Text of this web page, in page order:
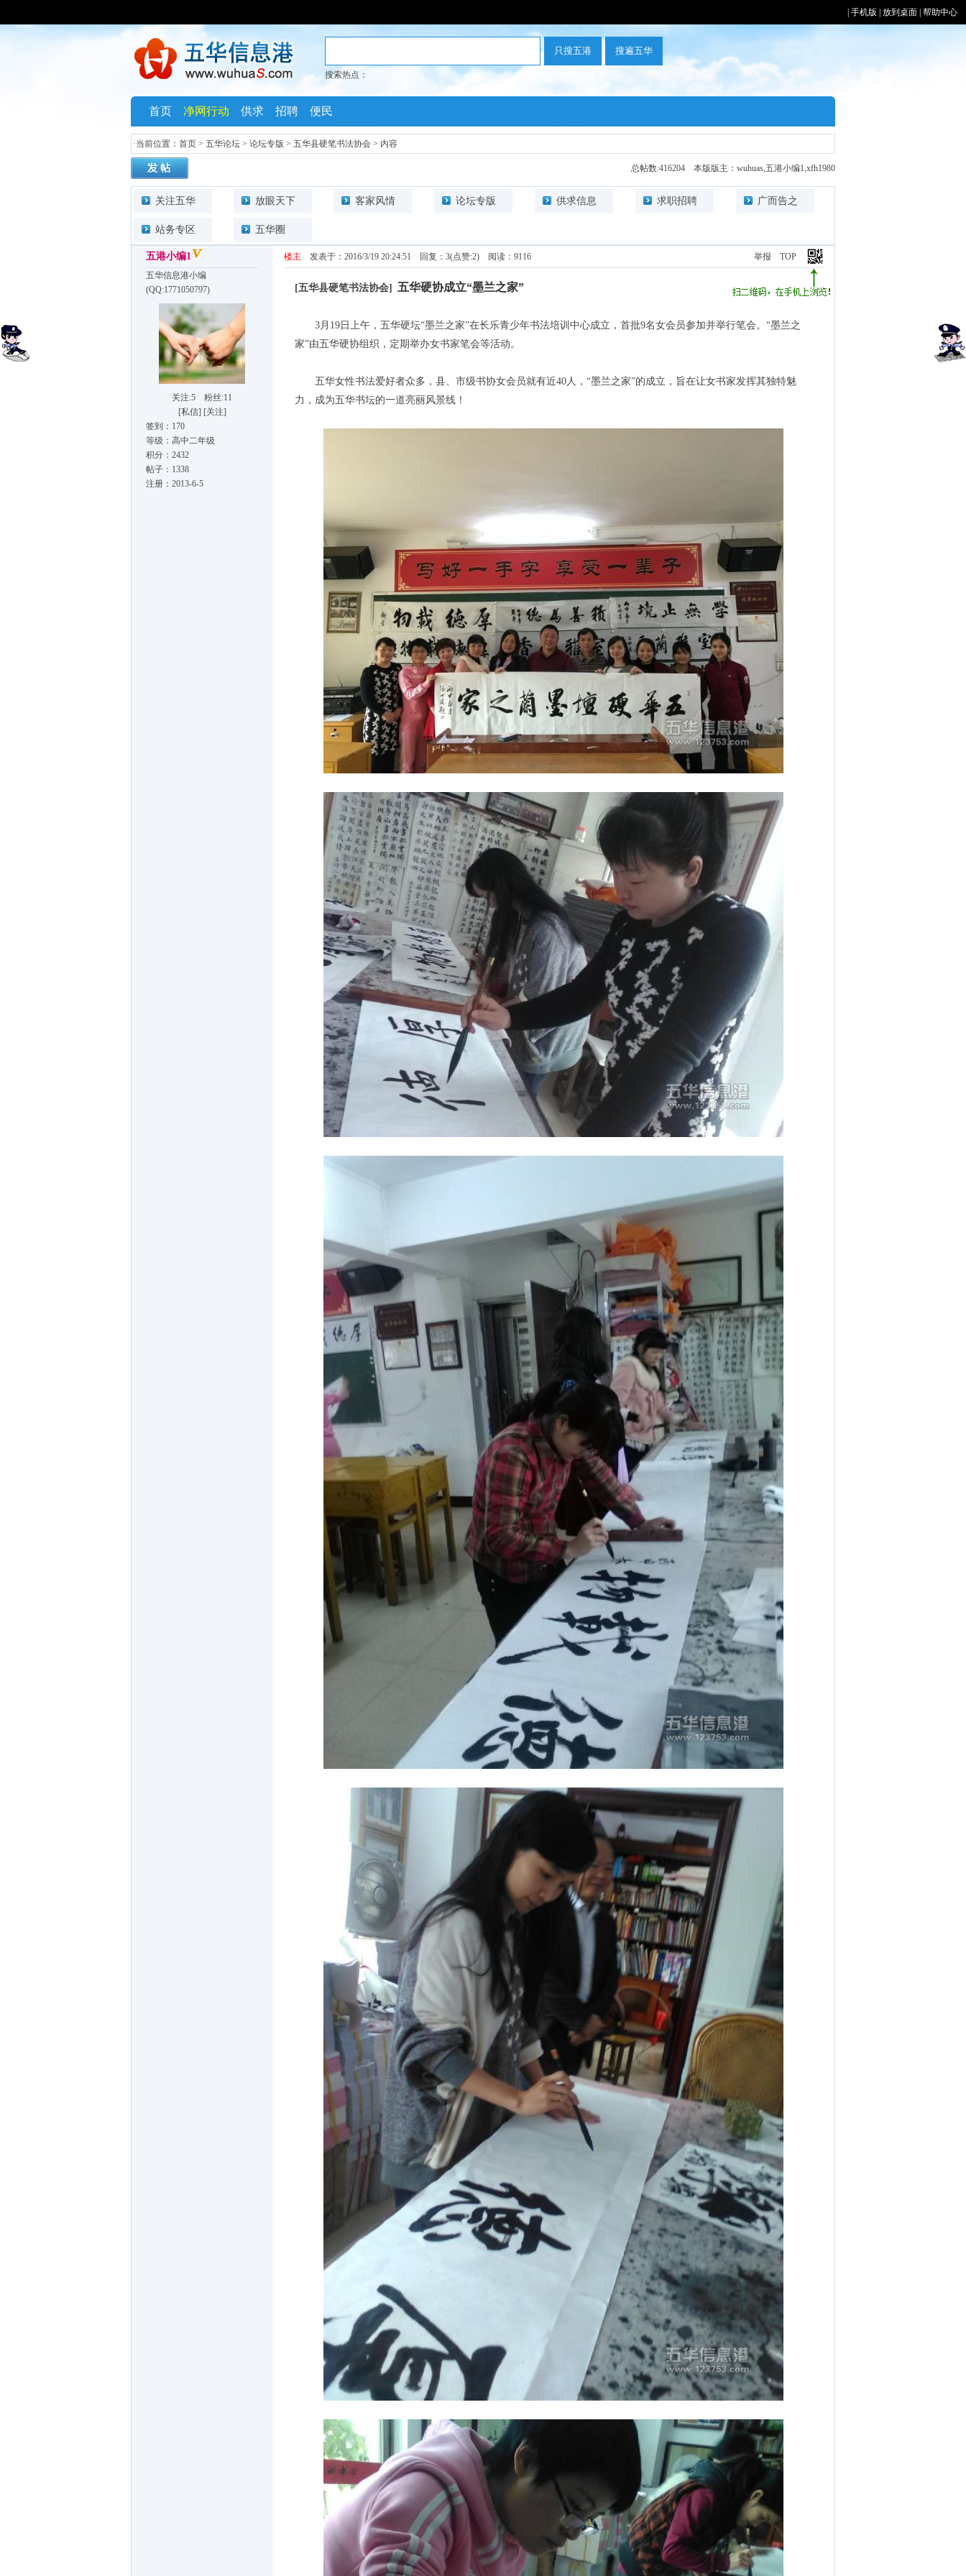
手机版 放到桌面 帮助中心
搜索热点：
首页 净网行动 供求 招聘 便民
·当前位置： 首页 > 五华论坛 > 论坛专版 > 五华县硬笔书法协会 > 内容
总帖数:416204 本版版主：wuhuas,五港小编1,xfh1980
关注五华 放眼天下 客家风情 论坛专版 供求信息 求职招聘 广而告之
站务专区 五华圈
五港小编1
五华信息港小编
(QQ:1771050797)
关注:5
粉丝:11
[私信] [关注]
签到：170
等级：高中二年级
积分：2432
帖子：1338
注册：2013-6-5
楼主 发表于：2016/3/19 20:24:51 回复：3(点赞:2) 阅读： 9116 举报 TOP
[五华县硬笔书法协会] 五华硬协成立“墨兰之家”
3月19日上午，五华硬坛“墨兰之家”在长乐青少年书法培训中心成立，首批9名女会员参加并举行笔会。“墨兰之
家”由五华硬协组织，定期举办女书家笔会等活动。
五华女性书法爱好者众多，县、市级书协女会员就有近40人，“墨兰之家”的成立，旨在让女书家发挥其独特魅
力，成为五华书坛的一道亮丽风景线！